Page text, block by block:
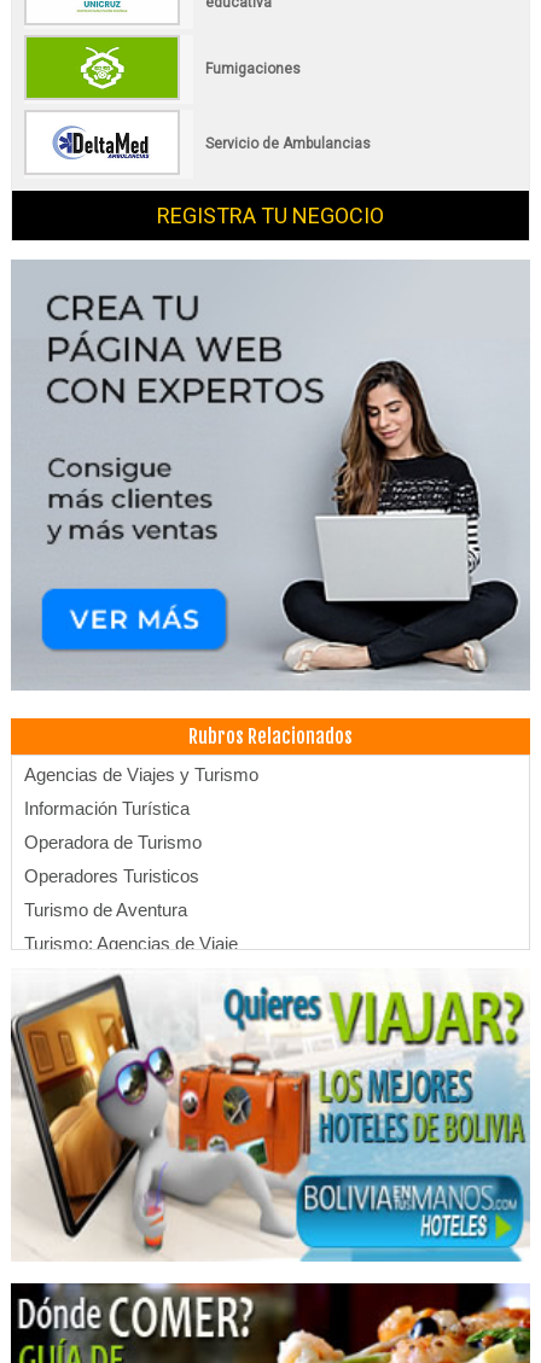
Fumigaciones
Servicio de Ambulancias
REGISTRA TU NEGOCIO
Rubros Relacionados
Agencias de Viajes y Turismo
Información Turística
Operadora de Turismo
Operadores Turisticos
Turismo de Aventura
Turismo: Agencias de Viaje
Viajes, Agencias de
Alojamientos
Hostales
Hospedajes
Centros Médicos
Salud: Centros Médicos
Complejos Deportivos
Complejos Turísticos
Eventos Sociales
Hoteles
Hotels